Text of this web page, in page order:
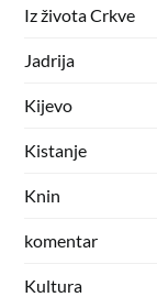
Iz života Crkve
Jadrija
Kijevo
Kistanje
Knin
komentar
Kultura